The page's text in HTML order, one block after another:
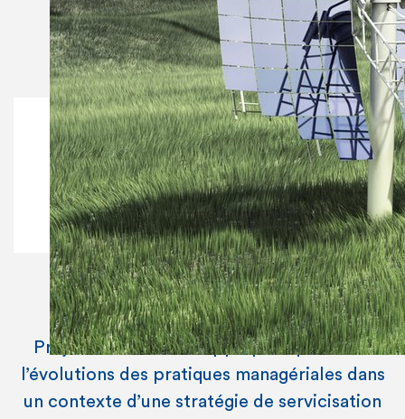
Charlotte DURIEUX
Projet de recherche appliquée qui étudie
l’évolutions des pratiques managériales dans
un contexte d’une stratégie de servicisation